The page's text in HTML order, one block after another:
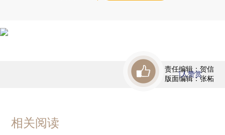
责任编辑：贺信
版面编辑：张柘
1人赞赏
相关阅读